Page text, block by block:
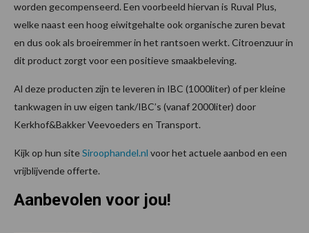
worden gecompenseerd. Een voorbeeld hiervan is Ruval Plus,
welke naast een hoog eiwitgehalte ook organische zuren bevat
en dus ook als broeiremmer in het rantsoen werkt. Citroenzuur in
dit product zorgt voor een positieve smaakbeleving.
Al deze producten zijn te leveren in IBC (1000liter) of per kleine
tankwagen in uw eigen tank/IBC’s (vanaf 2000liter) door
Kerkhof&Bakker Veevoeders en Transport.
Kijk op hun siteSiroophandel.nl voor het actuele aanbod en een
vrijblijvende offerte.
Aanbevolen voor jou!